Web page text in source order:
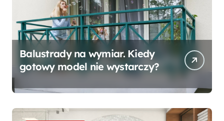
Balustrady na wymiar. Kiedy
gotowy model nie wystarczy?